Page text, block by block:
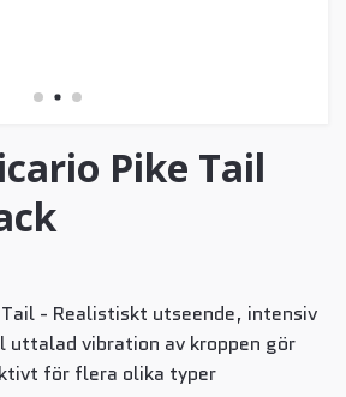
Pike Tail
- Realistiskt utseende, intensiv
uttalad vibration av kroppen gör
för flera olika typer